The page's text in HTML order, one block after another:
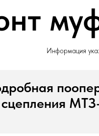
Информация
сцепления